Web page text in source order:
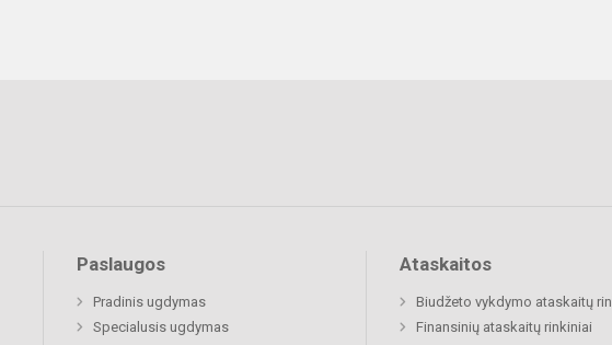
Paslaugos
Pradinis ugdymas
Specialusis ugdymas
Ataskaitos
Biudžeto vykdymo ataskaitų
Finansinių ataskaitų rinkiniai